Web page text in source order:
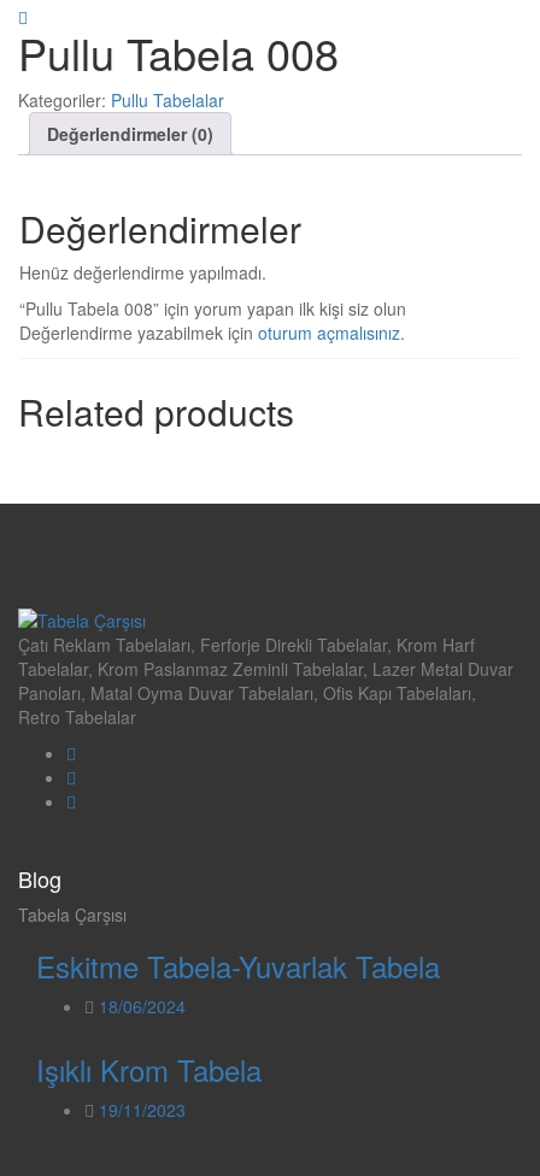
Pullu Tabela 008
Kategoriler: Pullu Tabelalar
Değerlendirmeler (0)
Değerlendirmeler
Henüz değerlendirme yapılmadı.
“Pullu Tabela 008” için yorum yapan ilk kişi siz olun
Değerlendirme yazabilmek için oturum açmalısınız.
Related products
Çatı Reklam Tabelaları, Ferforje Direkli Tabelalar, Krom Harf
Tabelalar, Krom Paslanmaz Zeminli Tabelalar, Lazer Metal Duvar
Panoları, Matal Oyma Duvar Tabelaları, Ofis Kapı Tabelaları,
Retro Tabelalar
Blog
Tabela Çarşısı
Eskitme Tabela-Yuvarlak Tabela
18/06/2024
Işıklı Krom Tabela
19/11/2023